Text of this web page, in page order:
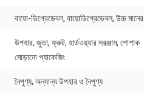
বায়ো-ডিগ্রেডেবল, বায়োডিগ্রেডেবল, উচ্চ মানের
উপহার, জুতা, ফ্রুট, হার্ডওয়্যার সরঞ্জাম, পোশাক
মোড়ানো প্যাকেজিং
নৈপুণ্য, অন্যান্য উপহার ও নৈপুণ্য